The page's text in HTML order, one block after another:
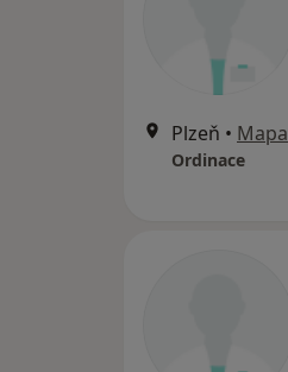
Plzeň • Mapa
Ordinace